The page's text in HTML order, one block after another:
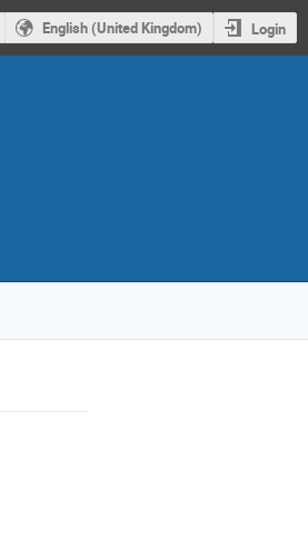
English (United Kingdom) Login